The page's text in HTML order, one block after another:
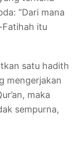
itu
satu hadith
maka
sempurna,